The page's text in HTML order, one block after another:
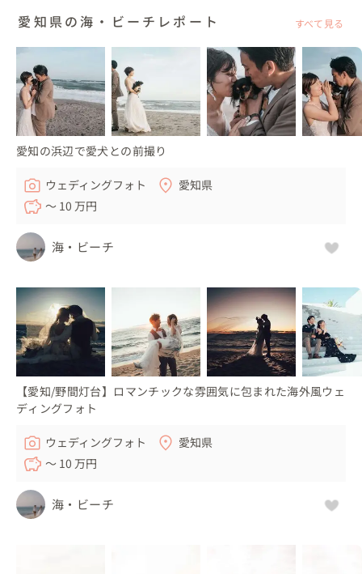
用意しました。
ち合わせさせていただき、準備する事も可能です。）
またドレスショップさん、ヘアメイクさん、お花屋さんの
紹介も可能です。
▽こんな人におすすめ
・かっこいい写真や何気ない自然体な写真が得意です。
・撮影日がおふたりにとって、素敵な思い出として残る1
日✨となるように心がけています。
・こんなに褒められたことない！！てくらい、めちゃくち
・おふたりの思い出の地（出会いの場所、初デートの場
所、プロポーズの場所など）で、
おふたりの歩みに合わせた、写真を残すお手伝いをさせて
ください。
・お近くの方でしたら、一緒に食事に行って打ち合わせし
ましょう！（もちろんオンラインも大丈夫です！）
真の雰囲気や場所の提案をしますので、安心してご相談く
ださいね。
愛知県の海・ビーチレポート すべて見る
愛知の浜辺で愛犬との前撮り
ウェディングフォト
愛知県
〜 10 万円
海・ビーチ
【愛知/野間灯台】ロマンチックな雰囲気に包まれた海外風ウェ
ディングフォト
ウェディングフォト
愛知県
〜 10 万円
海・ビーチ